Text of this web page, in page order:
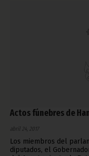
Actos fúnebres de
abril 24, 2017
Los miembros del
diputados, el